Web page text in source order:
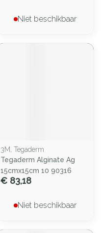
Niet beschikbaar
3M, Tegaderm
Tegaderm Alginate Ag
15cmx15cm 10 90316
€ 83,18
Niet beschikbaar